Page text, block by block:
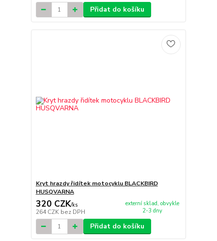
Přidat do košíku
Kryt hrazdy řidítek motocyklu BLACKBIRD
HUSQVARNA
320 CZK/ks
264 CZK bez DPH
externí sklad, obvykle
2-3 dny
Přidat do košíku